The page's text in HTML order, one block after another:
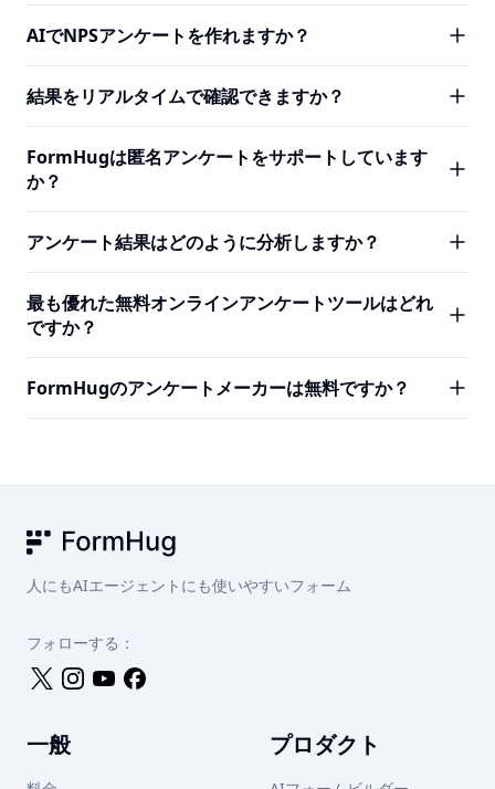
ランにはAI生成・リアルタイム分析・匿名モードが含まれ
ます。クレジットカード不要。
ートしています：複数選択・チェックボックス・短いテキ
スト・長いテキスト・数値・メール・ドロップダウン・評
価スケール・NPS（0〜10）・リッカートスケール・マトリ
ックス・日付ピッカー・ファイルアップロード・署名。す
べてのフィールドタイプは追加設定なしでモバイルでも機
能します。
AIでNPSアンケートを作れますか？
のフォローアップ付きSaaS製品のNPSアンケート」 —
FormHug AIが0〜10のNPSフィールド・フォローアップテ
キスト質問・ヘルパーテキストを含む完全なアンケートを
生成します。分析ダッシュボードは回答が集まると自動的
にプロモーター/パッシブ/デトラクターの分布を計算しま
す。
結果をリアルタイムで確認できますか？
ュボードがあります。新しい回答が届くとグラフ・パーセ
ンテージ・サマリーが更新されます。NPS質問について
は、FormHugがプロモーター/デトラクターの分布を自動
計算します。生データをCSVにエクスポートしたり、日付
範囲で回答をフィルタリングすることもできます。
FormHugは匿名アンケートをサポートしています
か？
情報は収集されず回答とも紐付けられません。回答者が匿
名性を信頼することで正直で率直なフィードバックが得ら
れる、従業員エンゲージメントアンケートや退職時インタ
ビューに特に有用です。
アンケート結果はどのように分析しますか？
る内蔵の分析ダッシュボードがあります。回答数・質問ご
とのグラフ・NPSの内訳・評価の平均・回答分布が自動的
に表示されます。日付範囲でフィルタリング・個別の回答
を表示・生データをCSVにエクスポートして詳細な分析が
できます。
最も優れた無料オンラインアンケートツールはどれ
ですか？
名モードを1つのプロダクトで必要とするチームに最も優れ
た無料アンケートメーカーです。多くの代替品は無料回答
まれます。クレジットカード不要。
FormHugのアンケートメーカーは無料ですか？
イム分析・匿名モードが含まれます。開始にクレジットカ
人にもAIエージェントにも使いやすいフォーム
フォローする：
一般 プロダクト